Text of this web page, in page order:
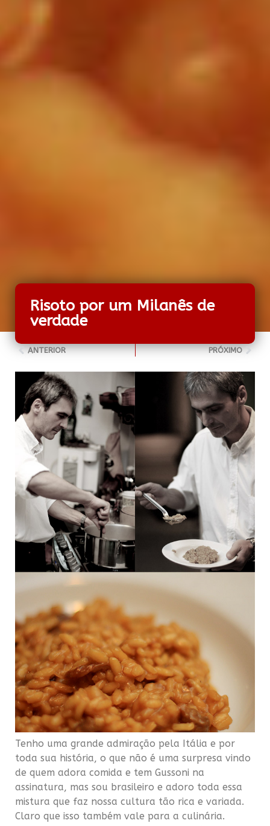
Risoto por um Milanês de
verdade
ANTERIOR PRÓXIMO
Tenho uma grande admiração pela Itália e por
toda sua história, o que não é uma surpresa vindo
de quem adora comida e tem Gussoni na
assinatura, mas sou brasileiro e adoro toda essa
mistura que faz nossa cultura tão rica e variada.
Claro que isso também vale para a culinária.